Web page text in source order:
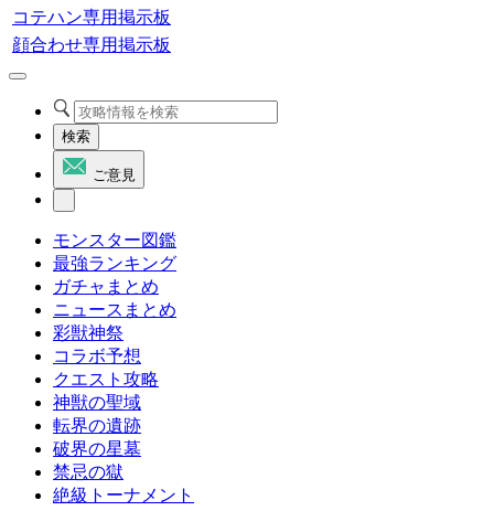
コテハン専用掲示板
顔合わせ専用掲示板
検索
ご意見
モンスター図鑑
最強ランキング
ガチャまとめ
ニュースまとめ
彩獣神祭
コラボ予想
クエスト攻略
神獣の聖域
転界の遺跡
破界の星墓
禁忌の獄
絶級トーナメント